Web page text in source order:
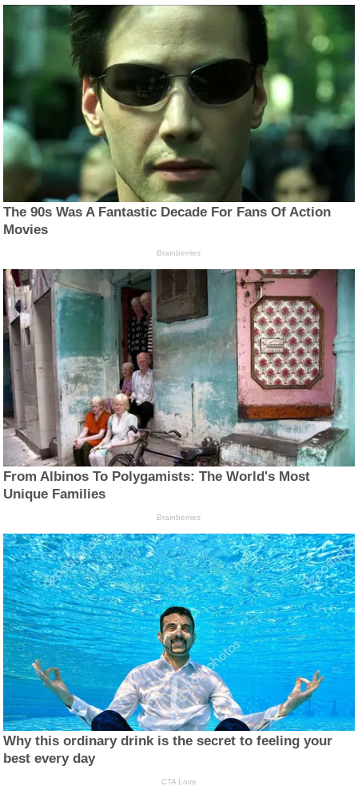
The 90s Was A Fantastic Decade For Fans Of Action
Movies
Brainberries
From Albinos To Polygamists: The World's Most
Unique Families
Brainberries
Why this ordinary drink is the secret to feeling your
best every day
CTA Love